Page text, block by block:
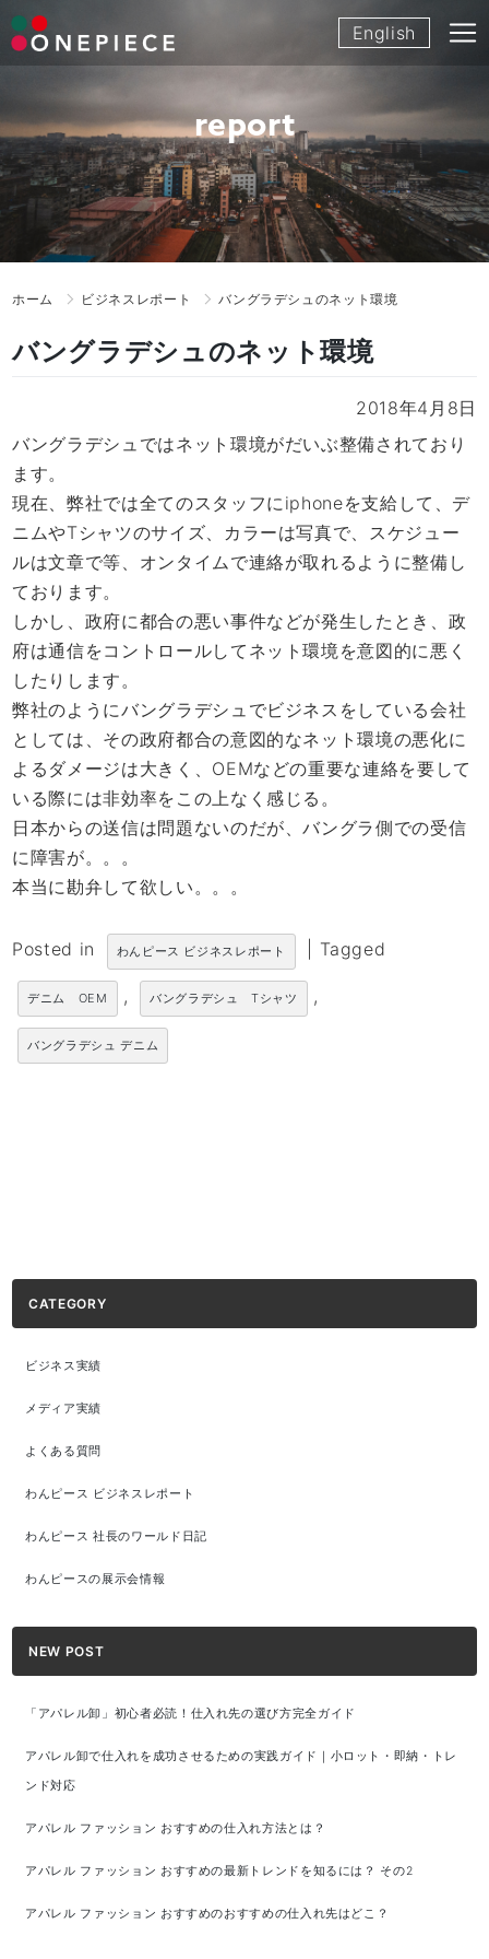
Skip
to
English
report
ホーム ビジネスレポート バングラデシュのネット環境
バングラデシュのネット環境
2018年4月8日
バングラデシュではネット環境がだいぶ整備されており
ます。
現在、弊社では全てのスタッフにiphoneを支給して、デ
ニムやTシャツのサイズ、カラーは写真で、スケジュー
ルは文章で等、オンタイムで連絡が取れるように整備し
ております。
しかし、政府に都合の悪い事件などが発生したとき、政
府は通信をコントロールしてネット環境を意図的に悪く
したりします。
弊社のようにバングラデシュでビジネスをしている会社
としては、その政府都合の意図的なネット環境の悪化に
よるダメージは大きく、OEMなどの重要な連絡を要して
いる際には非効率をこの上なく感じる。
日本からの送信は問題ないのだが、バングラ側での受信
に障害が。。。
本当に勘弁して欲しい。。。
Posted in わんピース ビジネスレポート Tagged
デニム OEM , バングラデシュ Tシャツ ,
バングラデシュ デニム
CATEGORY
ビジネス実績
メディア実績
よくある質問
わんピース ビジネスレポート
わんピース 社長のワールド日記
わんピースの展示会情報
NEW POST
「アパレル卸」初心者必読！仕入れ先の選び方完全ガイド
アパレル卸で仕入れを成功させるための実践ガイド｜小ロット・即納・トレ
ンド対応
アパレル ファッション おすすめの仕入れ方法とは？
アパレル ファッション おすすめの最新トレンドを知るには？ その2
アパレル ファッション おすすめのおすすめの仕入れ先はどこ？